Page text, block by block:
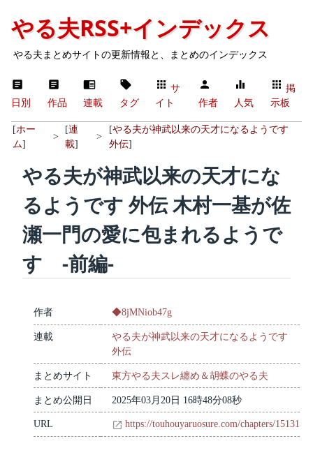
やる夫RSS+インデックス
やる夫まとめサイトの更新情報と、まとめのインデックス
日別 作品 連載 タグ
サ
イト
作者 人気
掲
示板
[ホー
ム]
>
[連
載]
>
[やる夫が神武以来の天才になるようです
外伝]
やる夫が神武以来の天才にな
るようです 外伝 木村一基が佐
瀬一門の愛に包まれるようで
す -前編-
作者 ◆8jMNiob47g
連載
やる夫が神武以来の天才になるようです
外伝
まとめサイト 東方やる夫スレ纏め＆胡蝶のやる夫
まとめ公開日 2025年03月20日 16時48分08秒
URL https://touhouyaruosure.com/chapters/15131